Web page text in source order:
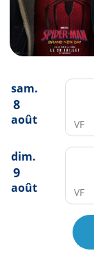
sam.
8
août VF
dim.
9
août VF